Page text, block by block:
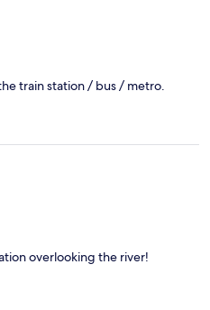
train station / bus / metro.
overlooking the river!